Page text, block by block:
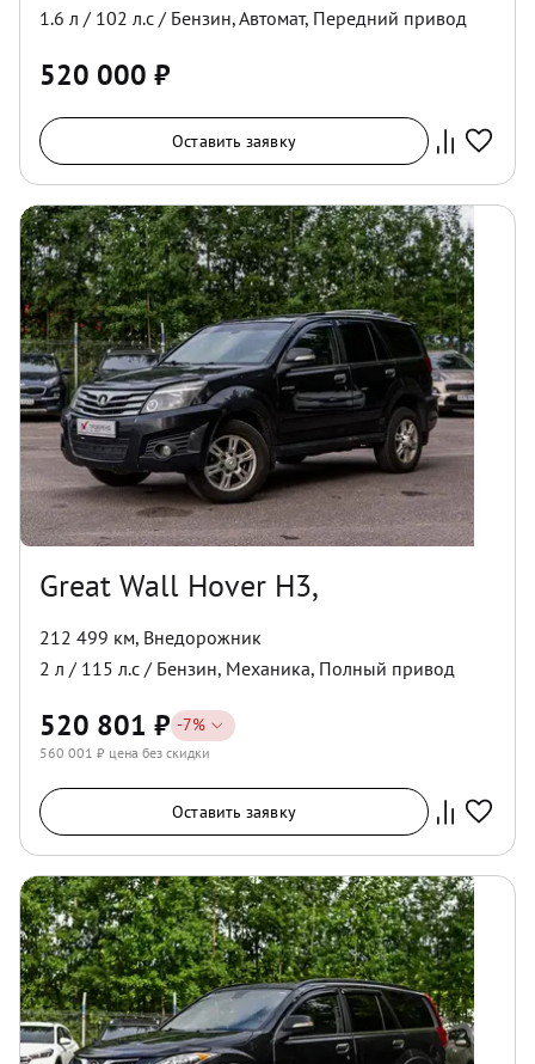
1.6 л / 102 л.с / Бензин,Автомат, Передний привод
520 000 ₽
Оставить заявку
Great Wall Hover H3,
212 499 км, Внедорожник
2 л / 115 л.с / Бензин, Механика, Полный привод
520 801 ₽ -7%
560 001 ₽ цена без скидки
Оставить заявку